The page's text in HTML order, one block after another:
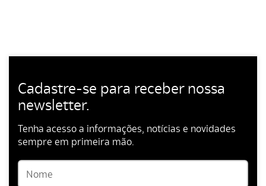
Cadastre-se para receber nossa
newsletter.
Tenha acesso a informações, notícias e novidades
sempre em primeira mão.